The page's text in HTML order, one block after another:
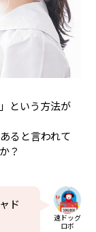
という方法が
ると言われて
？
ド
速ドッグ
ロボ